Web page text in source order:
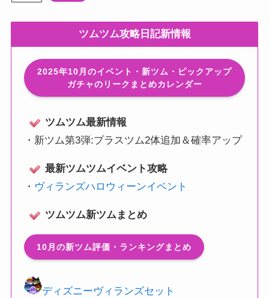
ツムツム攻略日記新情報
2025年10月のイベント・新ツム・ピックアップ
ガチャのリークまとめカレンダー
ツムツム最新情報
・ 新ツム第3弾:プラスツム2体追加＆確率アップ
最新ツムツムイベント攻略
・ ヴィランズハロウィーンイベント
ツムツム新ツムまとめ
10月の新ツム評価・ランキングまとめ
ディズニーヴィランズセット